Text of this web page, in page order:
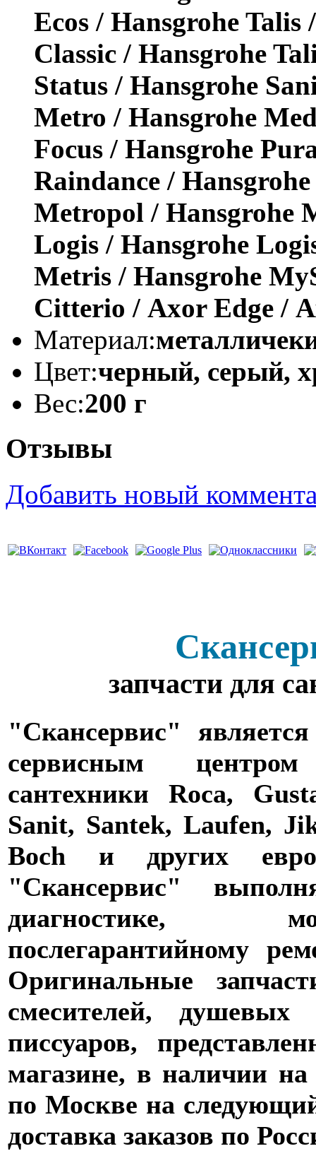
Ecos / Hansgrohe Talis
Classic / Hansgrohe
Status / Hansgrohe
Metro / Hansgrohe
Focus / Hansgrohe
Raindance /
Metropol / Hansgrohe
Logis / Hansgrohe
Metris / Hansgrohe
Citterio / Axor Edge /
Материал:
Цвет:черный, серый,
Вес:200 г
Отзывы
Добавить новый
запчасти для
"Скансервис"
сервисным
сантехники Roca,
Sanit, Santek, Laufen,
Boch и других
"Скансервис"
диагностике,
послегарантийному
Оригинальные
смесителей, душевых
писсуаров,
магазине, в наличии на
по Москве на
доставка заказов по